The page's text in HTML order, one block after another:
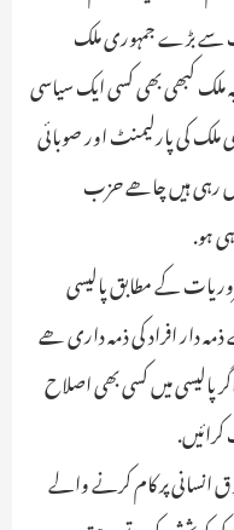
سے بڑے جمہوری ملک
کبھی بھی کسی ایک سیاسی
کی پارلیمنٹ اور صوبائی
رہی ہیں چاھے حزب
ہو.
کے مطابق پالیسی
دار افراد کی ذمہ داری ھے
پالیسی میں کسی بھی اصلاح
پر کام کرنے والے